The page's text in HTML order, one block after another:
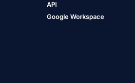
API
Google Workspace